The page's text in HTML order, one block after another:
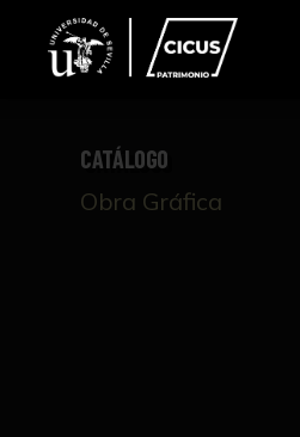
CATÁLOGO
Obra Gráfica